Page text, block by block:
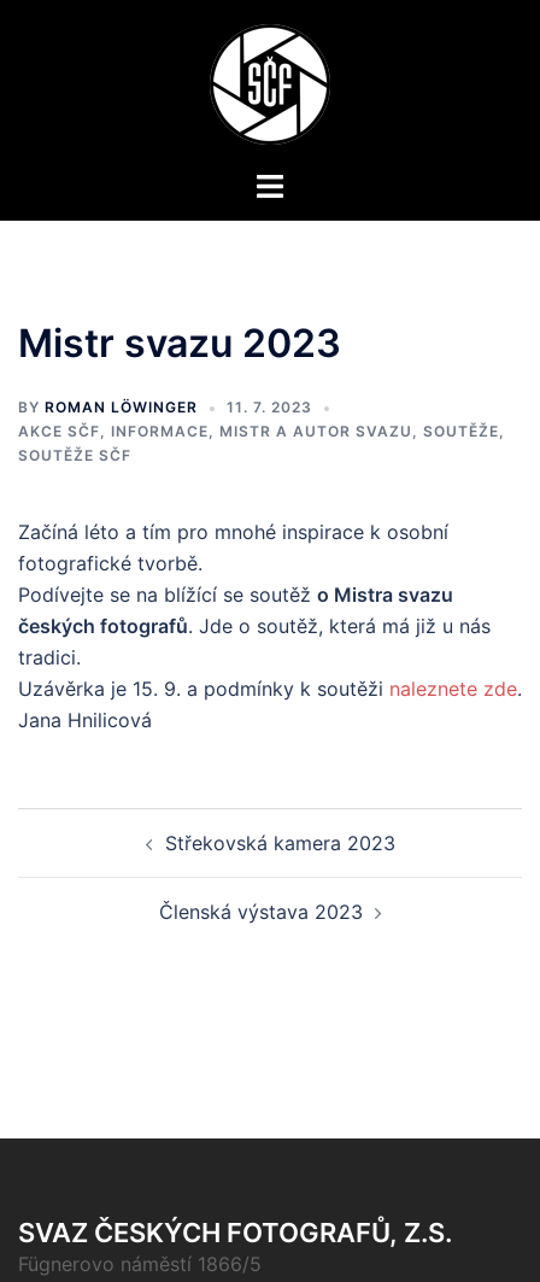
Toggle
Mistr svazu 2023
BY ROMAN LÖWINGER
11. 7. 2023
AKCE SČF, INFORMACE, MISTR A AUTOR SVAZU , SOUTĚŽE,
SOUTĚŽE SČF
Začíná léto a tím pro mnohé inspirace k osobní
fotografické tvorbě.
Podívejte se na blížící se soutěž o Mistra svazu
českých fotografů. Jde o soutěž, která má již u nás
tradici.
Uzávěrka je 15. 9. a podmínky k soutěži naleznete zde.
Jana Hnilicová
navigation Střekovská kamera 2023
Členská výstava 2023
SVAZ ČESKÝCH FOTOGRAFŮ, Z.S.
Fügnerovo náměstí 1866/5